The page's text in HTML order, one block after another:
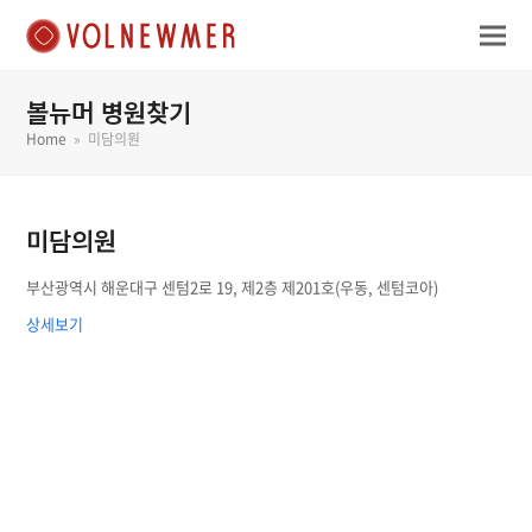
볼뉴머 병원찾기
Home » 미담의원
미담의원
부산광역시 해운대구 센텀2로 19, 제2층 제201호(우동, 센텀코아)
상세보기